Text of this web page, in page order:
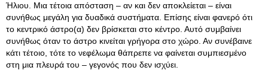
Ήλιου. Μια τέτοια απόσταση – αν και δεν αποκλείεται – είναι
συνήθως μεγάλη για δυαδικά συστήματα. Επίσης είναι φανερό ότι
το κεντρικό άστρο(α) δεν βρίσκεται στο κέντρο. Αυτό συμβαίνει
συνήθως όταν το άστρο κινείται γρήγορα στο χώρο. Αν συνέβαινε
κάτι τέτοιο, τότε το νεφέλωμα θάπρεπε να φαίνεται συμπιεσμένο
στη μια πλευρά του – γεγονός που δεν ισχύει.